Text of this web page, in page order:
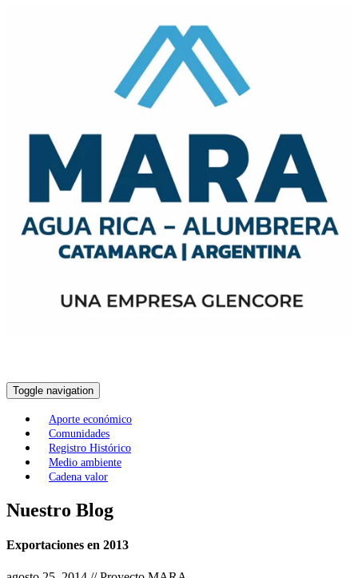
Toggle navigation
Aporte económico
Comunidades
Registro Histórico
Medio ambiente
Cadena valor
Nuestro Blog
Exportaciones en 2013